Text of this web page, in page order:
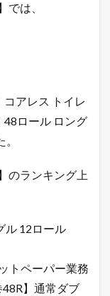
では、
コアレス トイレ
48ロール ロング
のランキング上
ル 12ロール
トペーパー業務
】通常ダブ